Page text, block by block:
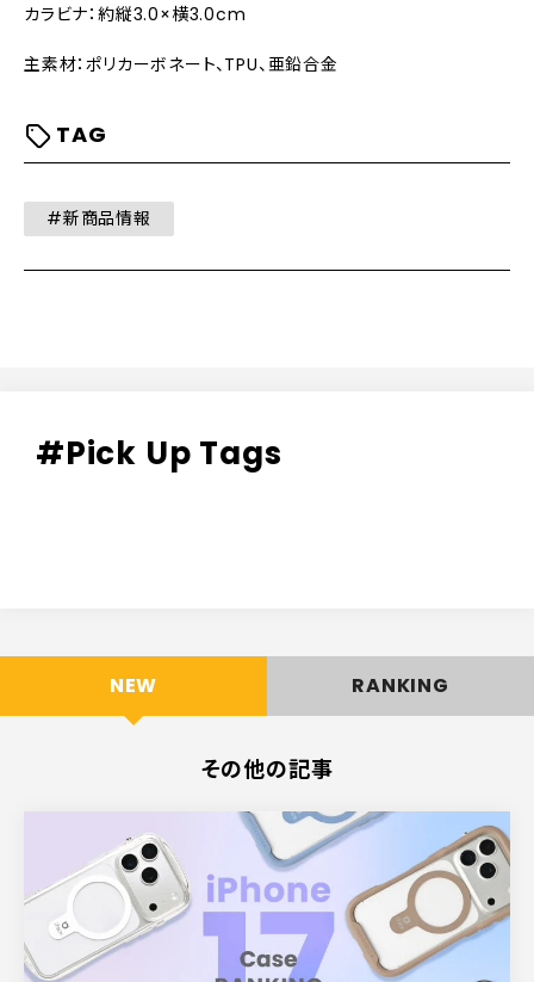
カラビナ：約縦3.0×横3.0cm
主素材：ポリカーボネート、TPU、亜鉛合金
TAG
#新商品情報
#Pick Up Tags
NEW RANKING
その他の記事